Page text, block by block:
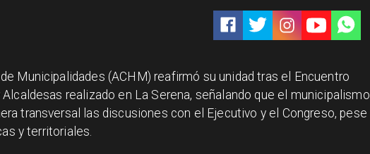
Municipalidades (ACHM) reafirmó su unidad tras el Encuentro
realizado en La Serena, señalando que el municipalismo
transversal las discusiones con el Ejecutivo y el Congreso, pese
y territoriales.